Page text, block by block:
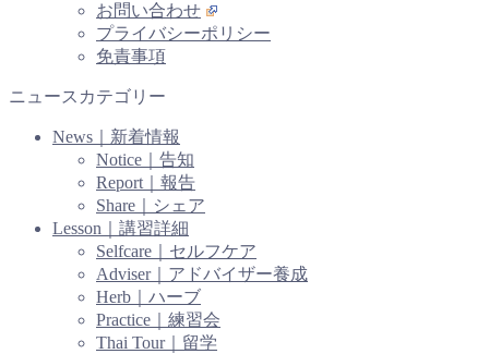
お問い合わせ
プライバシーポリシー
免責事項
ニュースカテゴリー
News｜新着情報
Notice｜告知
Report｜報告
Share｜シェア
Lesson｜講習詳細
Selfcare｜セルフケア
Adviser｜アドバイザー養成
Herb｜ハーブ
Practice｜練習会
Thai Tour｜留学